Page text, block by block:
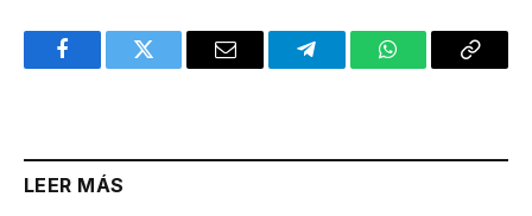
FacebookTwitter Email TelegramWhatsAppCopy
LEER MÁS